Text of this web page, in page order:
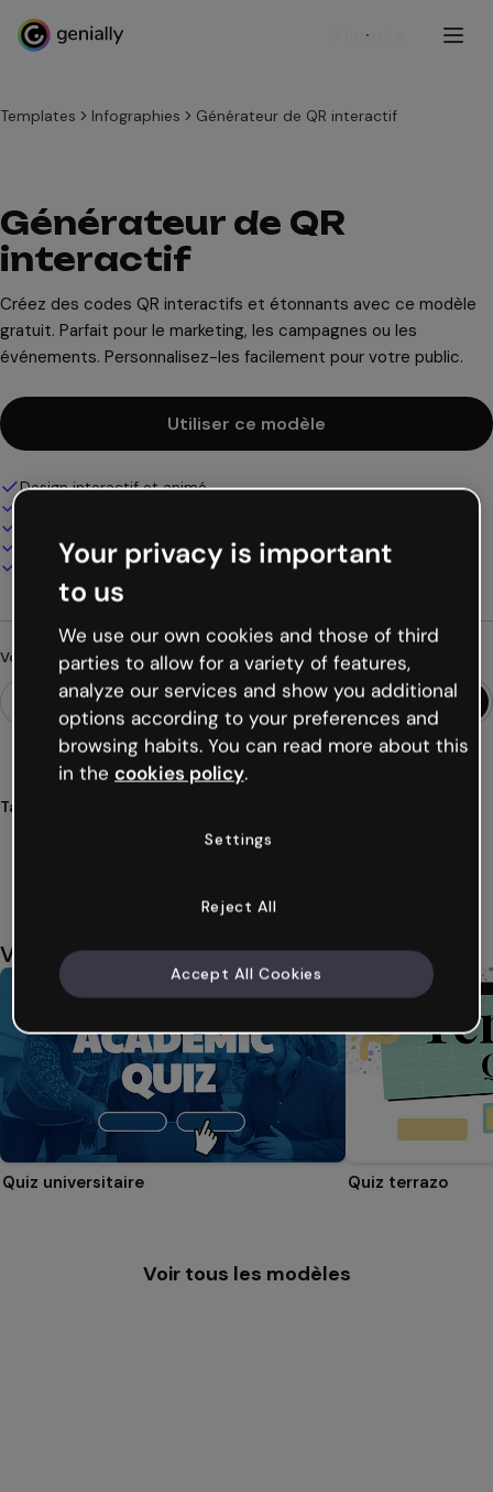
S'inscrire
Templates Infographies Générateur de QR interactif
Générateur de QR
interactif
Créez des codes QR interactifs et étonnants avec ce modèle
gratuit. Parfait pour le marketing, les campagnes ou les
événements. Personnalisez-les facilement pour votre public.
Utiliser ce modèle
Design interactif et animé
Présentez, partagez ou publiez en ligne
Téléchargez en PDF, MP4 et autres formats
Vous cherchez autre chose ?
Tags
qr
Vous aimerez aussi
Quiz universitaire Quiz terrazo
Voir tous les modèles
Your privacy is important
to us
We use our own cookies and those of third
parties to allow for a variety of features,
analyze our services and show you additional
options according to your preferences and
browsing habits. You can read more about this
in the cookies policy.
Settings
Reject All
Accept All Cookies